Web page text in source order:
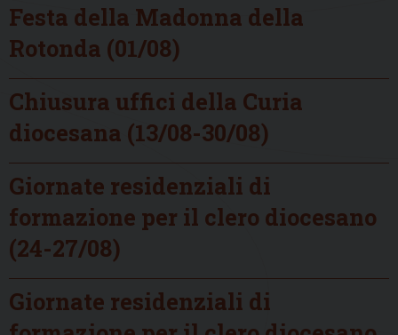
Festa della Madonna della
Rotonda (01/08)
Chiusura uffici della Curia
diocesana (13/08-30/08)
Giornate residenziali di
formazione per il clero diocesano
(24-27/08)
Giornate residenziali di